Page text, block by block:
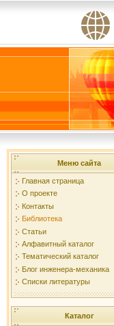
Меню сайта
Главная страница
О проекте
Контакты
Библиотека
Статьи
Алфавитный каталог
Тематический каталог
Блог инженера-механика
Списки литературы
Каталог